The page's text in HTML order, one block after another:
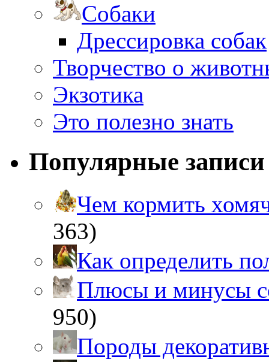
Собаки
Дрессировка собак
Творчество о
Экзотика
Это полезно знать
Популярные записи
Чем кормить
363)
Как определить
Плюсы и минусы
950)
Породы